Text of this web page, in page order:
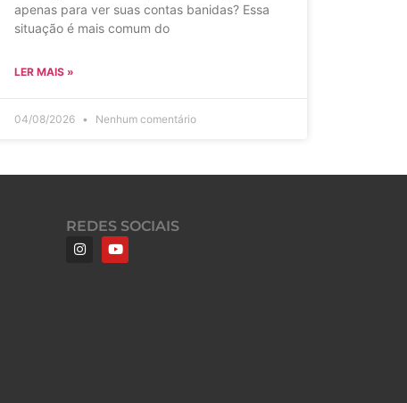
apenas para ver suas contas banidas? Essa
situação é mais comum do
LER MAIS »
04/08/2026 Nenhum comentário
REDES SOCIAIS